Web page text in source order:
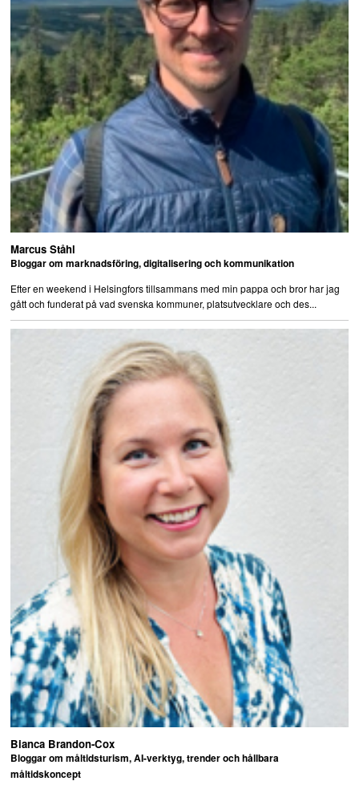
Marcus Ståhl
Bloggar om marknadsföring, digitalisering och kommunikation
Efter en weekend i Helsingfors tillsammans med min pappa och bror har jag
gått och funderat på vad svenska kommuner, platsutvecklare och des...
Bianca Brandon-Cox
Bloggar om måltidsturism, AI-verktyg, trender och hållbara
måltidskoncept